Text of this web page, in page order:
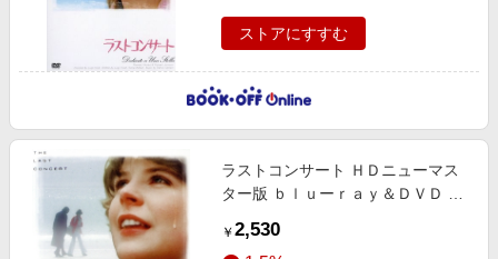
ストアにすすむ
ラストコンサート ＨＤニューマス
ター版 ｂｌｕーｒａｙ＆ＤＶＤ Ｂ
限定版）（Ｂｌｕーｒａｙ Ｄｉｓ
￥ 2,530